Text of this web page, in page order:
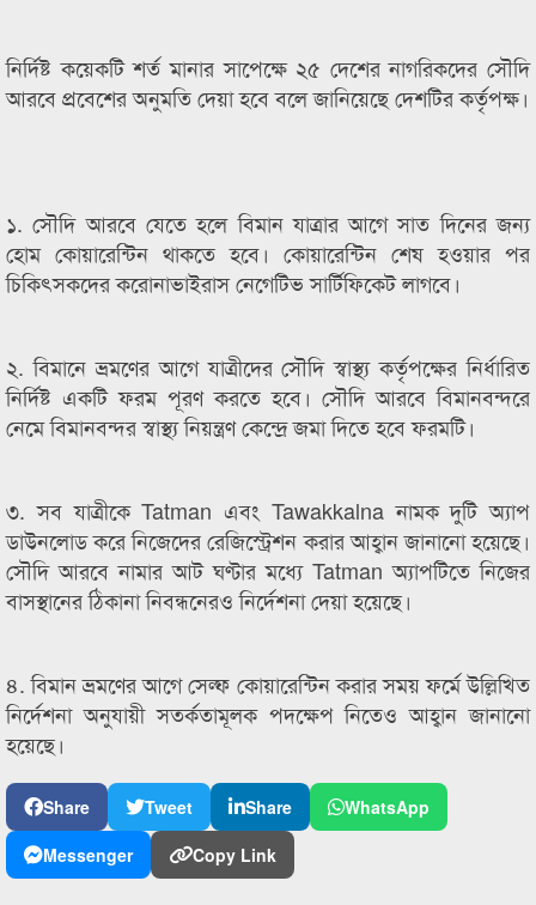
নির্দিষ্ট কয়েকটি শর্ত মানার সাপেক্ষে ২৫ দেশের নাগরিকদের সৌদি
আরবে প্রবেশের অনুমতি দেয়া হবে বলে জানিয়েছে দেশটির কর্তৃপক্ষ।
১. সৌদি আরবে যেতে হলে বিমান যাত্রার আগে সাত দিনের জন্য
হোম কোয়ারেন্টিন থাকতে হবে। কোয়ারেন্টিন শেষ হওয়ার পর
চিকিৎসকদের করোনাভাইরাস নেগেটিভ সার্টিফিকেট লাগবে।
২. বিমানে ভ্রমণের আগে যাত্রীদের সৌদি স্বাস্থ্য কর্তৃপক্ষের নির্ধারিত
নির্দিষ্ট একটি ফরম পূরণ করতে হবে। সৌদি আরবে বিমানবন্দরে
নেমে বিমানবন্দর স্বাস্থ্য নিয়ন্ত্রণ কেন্দ্রে জমা দিতে হবে ফরমটি।
৩. সব যাত্রীকে Tatman এবং Tawakkalna নামক দুটি অ্যাপ
ডাউনলোড করে নিজেদের রেজিস্ট্রেশন করার আহ্বান জানানো হয়েছে।
সৌদি আরবে নামার আট ঘণ্টার মধ্যে Tatman অ্যাপটিতে নিজের
বাসস্থানের ঠিকানা নিবন্ধনেরও নির্দেশনা দেয়া হয়েছে।
৪. বিমান ভ্রমণের আগে সেল্ফ কোয়ারেন্টিন করার সময় ফর্মে উল্লিখিত
নির্দেশনা অনুযায়ী সতর্কতামূলক পদক্ষেপ নিতেও আহ্বান জানানো
হয়েছে।
Share Tweet Share
WhatsApp
Messenger
Copy Link